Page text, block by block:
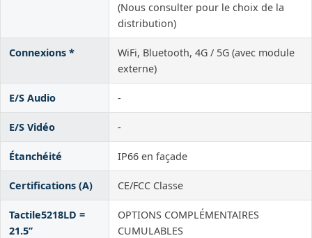
(Nous consulter pour le choix de la
distribution)
Connexions *
WiFi, Bluetooth, 4G / 5G (avec module
externe)
E/S Audio -
E/S Vidéo -
Étanchéité IP66 en façade
Certifications (A) CE/FCC Classe
Tactile5218LD =
21.5’’
OPTIONS COMPLÉMENTAIRES
CUMULABLES